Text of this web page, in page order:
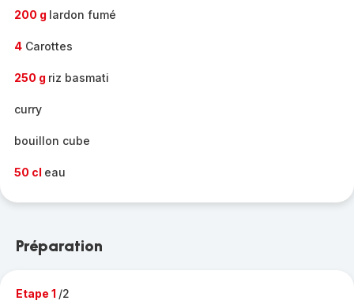
200 g lardon fumé
4 Carottes
250 g riz basmati
curry
bouillon cube
50 cl eau
Préparation
Etape 1 /2